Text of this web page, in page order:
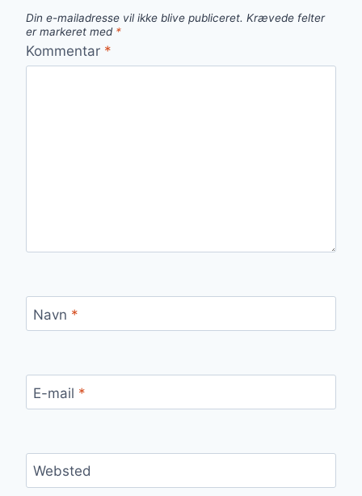
Din e-mailadresse vil ikke blive publiceret. Krævede felter
er markeret med *
Kommentar *
Navn *
E-mail *
Websted